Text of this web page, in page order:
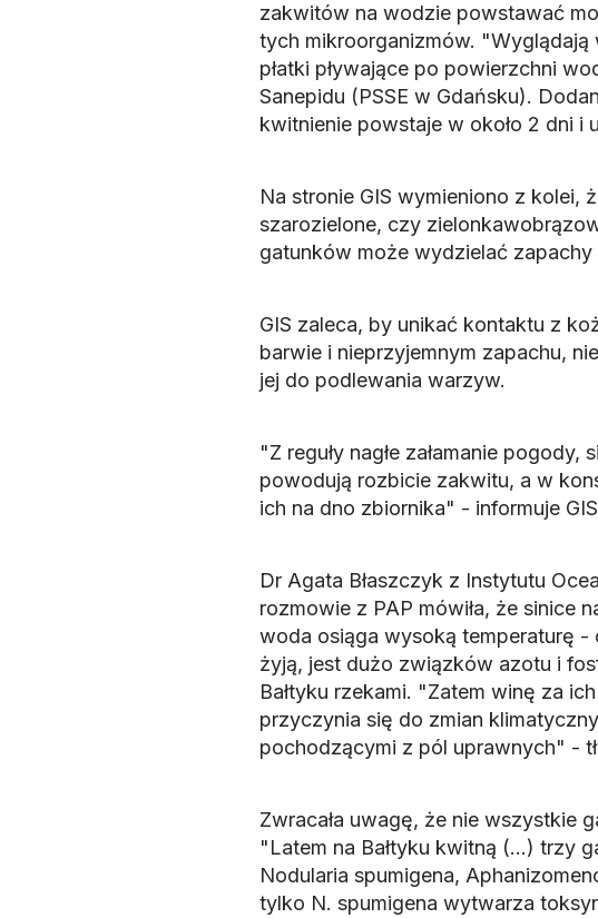
zakwitów na wodzie powstawać
tych mikroorganizmów.
płatki pływające po powierzchni
Sanepidu (PSSE w Gdańsku).
kwitnienie powstaje w około 2 dni i
Na stronie GIS wymieniono z kolei,
szarozielone, czy
gatunków może wydzielać zapachy
GIS zaleca, by unikać kontaktu z
barwie i nieprzyjemnym zapachu,
jej do podlewania warzyw.
"Z reguły nagłe załamanie
powodują rozbicie zakwitu, a w
ich na dno zbiornika" - informuje
Dr Agata Błaszczyk z Instytutu
rozmowie z PAP mówiła, że sinice
woda osiąga wysoką temperaturę
żyją, jest dużo związków azotu i
Bałtyku rzekami. "Zatem winę za
przyczynia się do zmian
pochodzącymi z pól uprawnych" -
Zwracała uwagę, że nie wszystkie
"Latem na Bałtyku kwitną (...) trzy
Nodularia spumigena,
tylko N. spumigena wytwarza